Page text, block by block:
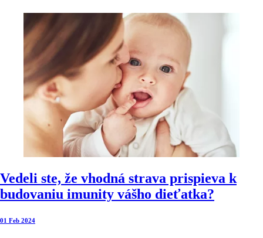
Vedeli ste, že vhodná strava prispieva k
budovaniu imunity vášho dieťatka?
01 Feb 2024